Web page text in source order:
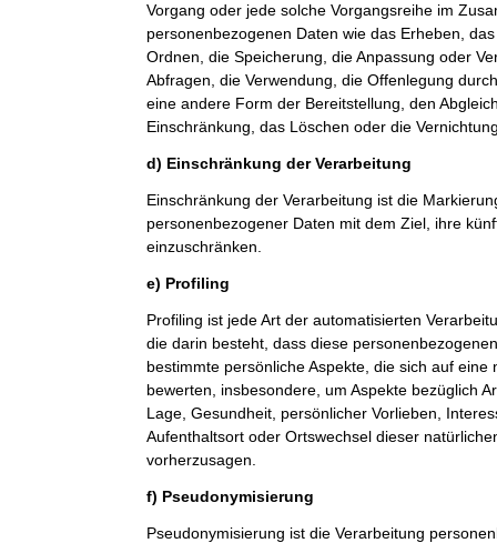
Vorgang oder jede solche Vorgangsreihe im
personenbezogenen Daten wie das Erheben,
Ordnen, die Speicherung, die Anpassung oder
Abfragen, die Verwendung, die Offenlegung
eine andere Form der Bereitstellung, den
Einschränkung, das Löschen oder die
d) Einschränkung der Verarbeitung
Einschränkung der Verarbeitung ist die
personenbezogener Daten mit dem Ziel, ihre
einzuschränken.
e) Profiling
Profiling ist jede Art der automatisierten
die darin besteht, dass diese
bestimmte persönliche Aspekte, die sich auf
bewerten, insbesondere, um Aspekte bezüglich
Lage, Gesundheit, persönlicher Vorlieben,
Aufenthaltsort oder Ortswechsel dieser
vorherzusagen.
f) Pseudonymisierung
Pseudonymisierung ist die Verarbeitung